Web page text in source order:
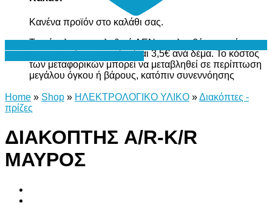
Κανένα προϊόν στο καλάθι σας.
Το σύνολο του καλαθιού ΔΕΝ περιλαμβάνει το κόστος
μεταφορικών, το οποίο είναι 3,5€ ανά δέμα. Το κόστος
των μεταφορικών μπορεί να μεταβληθεί σε περίπτωση
μεγάλου όγκου ή βάρους, κατόπιν συνεννόησης
Home » Shop » ΗΛΕΚΤΡΟΛΟΓΙΚΟ ΥΛΙΚΟ »Διακόπτες -
πρίζες
ΔΙΑΚΟΠΤΗΣ A/R-K/R
ΜΑΥΡΟΣ